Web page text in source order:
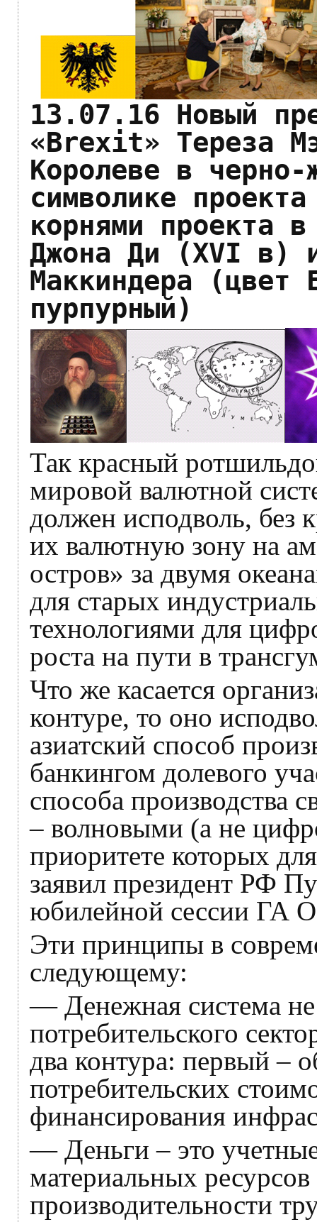
13.07.16 Новый
«Brexit» Тереза
Королеве в черно-
символике
корнями проекта
Джона Ди (XVI в)
Маккиндера (цвет
пурпурный)
Так красный
мировой валютной
должен исподволь, без
их валютную зону на
остров» за двумя
для старых
технологиями для
роста на пути в
Что же касается
контуре, то оно
азиатский способ
банкингом долевого
способа производства
– волновыми (а не
приоритете которых
заявил президент РФ
юбилейной сессии ГА
Эти принципы в
следующему:
— Денежная система не
потребительского
два контура: первый –
потребительских
финансирования
— Деньги – это
материальных
производительности